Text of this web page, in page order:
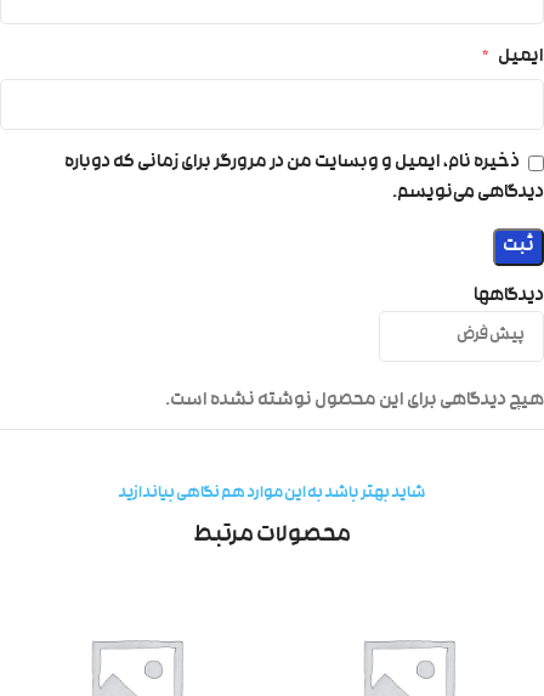
دیدگاهها
هیچ دیدگاهی برای این محصول نوشته نشده است.
ایمیل *
ذخیره نام، ایمیل و وبسایت من در مرورگر برای زمانی که دوباره
دیدگاهی می‌نویسم.
شاید بهتر باشد به این موارد هم نگاهی بیاندازید
محصولات مرتبط